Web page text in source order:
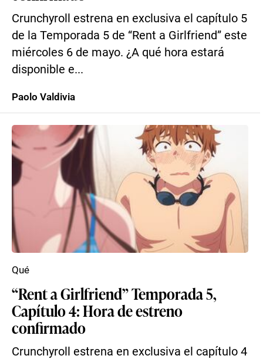
Crunchyroll estrena en exclusiva el capítulo 5
de la Temporada 5 de “Rent a Girlfriend” este
miércoles 6 de mayo. ¿A qué hora estará
disponible e...
Paolo Valdivia
“Rent a Girlfriend” Temporada 5,
Capítulo 4: Hora de estreno
confirmado
Crunchyroll estrena en exclusiva el capítulo 4
Qué